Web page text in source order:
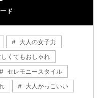
ド
大人の女子力
くてもおしゃれ
セレモニースタイル
大人かっこいい